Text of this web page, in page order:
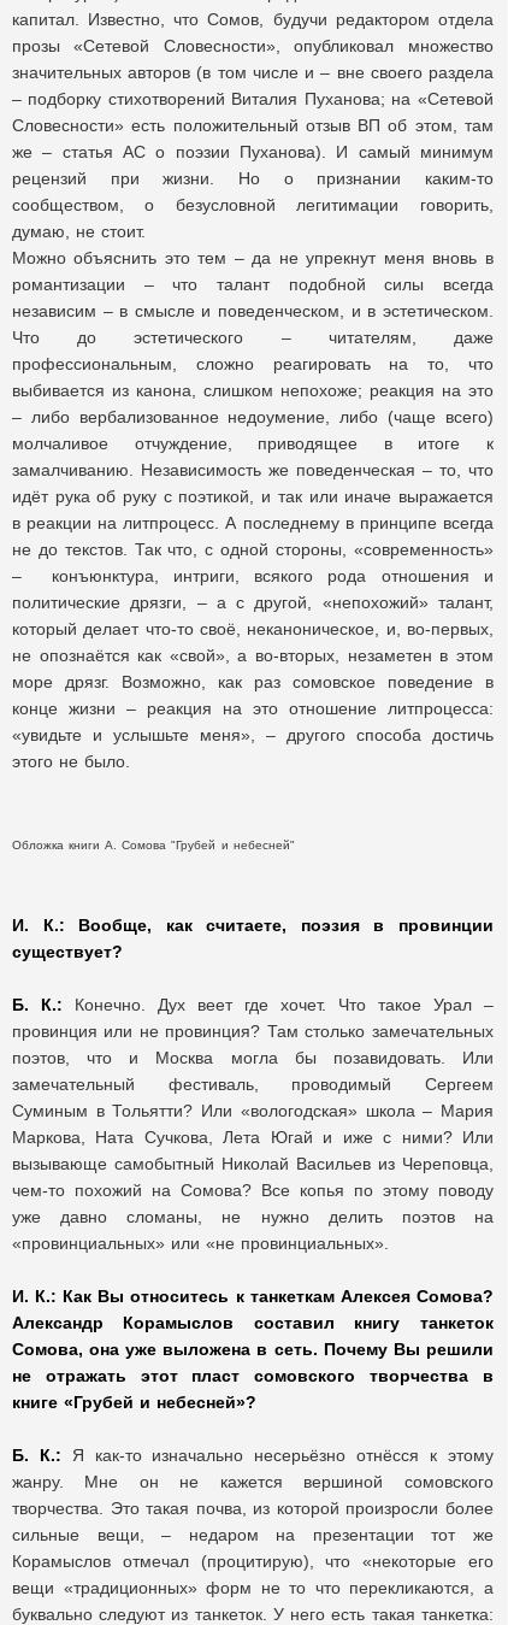
капитал. Известно, что Сомов, будучи редактором отдела
прозы «Сетевой Словесности», опубликовал множество
значительных авторов (в том числе и – вне своего раздела
– подборку стихотворений Виталия Пуханова; на «Сетевой
Словесности» есть положительный отзыв ВП об этом, там
же – статья АС о поэзии Пуханова). И самый минимум
рецензий при жизни. Но о признании каким-то
сообществом, о безусловной легитимации говорить,
думаю, не стоит.
Можно объяснить это тем – да не упрекнут меня вновь в
романтизации – что талант подобной силы всегда
независим – в смысле и поведенческом, и в эстетическом.
Что до эстетического – читателям, даже
профессиональным, сложно реагировать на то, что
выбивается из канона, слишком непохоже; реакция на это
– либо вербализованное недоумение, либо (чаще всего)
молчаливое отчуждение, приводящее в итоге к
замалчиванию. Независимость же поведенческая – то, что
идёт рука об руку с поэтикой, и так или иначе выражается
в реакции на литпроцесс. А последнему в принципе всегда
не до текстов. Так что, с одной стороны, «современность»
– конъюнктура, интриги, всякого рода отношения и
политические дрязги, – а с другой, «непохожий» талант,
который делает что-то своё, неканоническое, и, во-первых,
не опознаётся как «свой», а во-вторых, незаметен в этом
море дрязг. Возможно, как раз сомовское поведение в
конце жизни – реакция на это отношение литпроцесса:
«увидьте и услышьте меня», – другого способа достичь
этого не было.
Обложка книги А. Сомова "Грубей и небесней"
И. К.:
Вообще, как считаете, поэзия в провинции
существует?
Б. К.: Конечно. Дух веет где хочет. Что такое Урал –
провинция или не провинция? Там столько замечательных
поэтов, что и Москва могла бы позавидовать. Или
замечательный фестиваль, проводимый Сергеем
Суминым в Тольятти? Или «вологодская» школа – Мария
Маркова, Ната Сучкова, Лета Югай и иже с ними? Или
вызывающе самобытный Николай Васильев из Череповца,
чем-то похожий на Сомова? Все копья по этому поводу
уже давно сломаны, не нужно делить поэтов на
«провинциальных» или «не провинциальных».
И. К.: Как Вы относитесь к танкеткам Алексея Сомова?
Александр Корамыслов составил книгу танкеток
Сомова, она уже выложена в сеть. Почему Вы решили
не отражать этот пласт сомовского творчества в
книге «Грубей и небесней»?
Б. К.: Я как-то изначально несерьёзно отнёсся к этому
жанру. Мне он не кажется вершиной сомовского
творчества. Это такая почва, из которой произросли более
сильные вещи, – недаром на презентации тот же
Корамыслов отмечал (процитирую), что «некоторые его
вещи «традиционных» форм не то что перекликаются, а
буквально следуют из танкеток. У него есть такая танкетка: